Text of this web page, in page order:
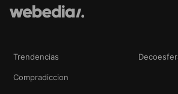
Trendencias
Compradiccion